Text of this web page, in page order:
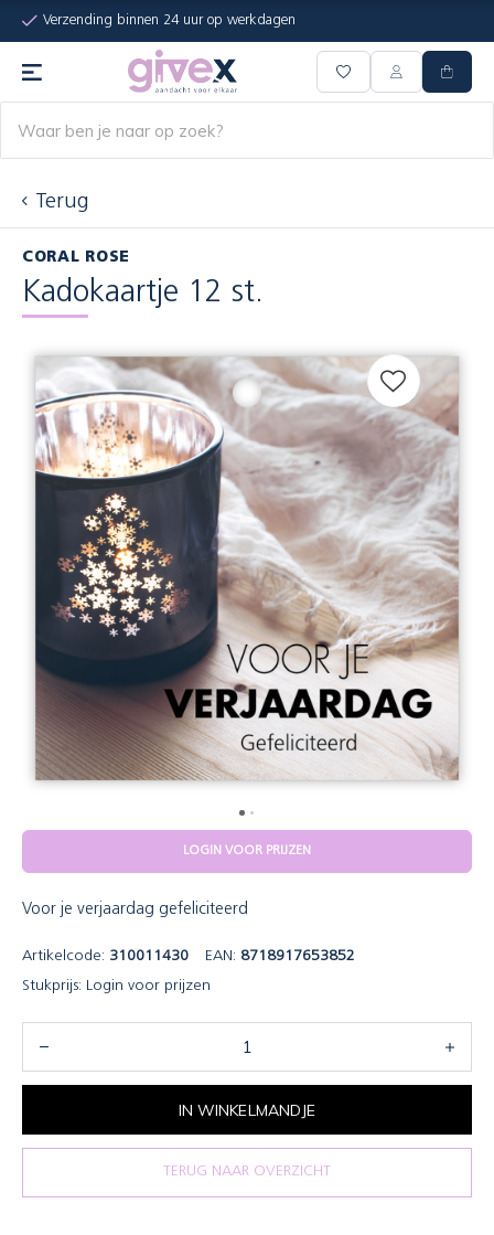
Verzending binnen 24 uur op werkdagen
Terug
CORAL ROSE
Kadokaartje 12 st.
LOGIN VOOR PRIJZEN
Voor je verjaardag gefeliciteerd
Artikelcode: 310011430 EAN: 8718917653852
Stukprijs: Login voor prijzen
IN WINKELMANDJE
TERUG NAAR OVERZICHT